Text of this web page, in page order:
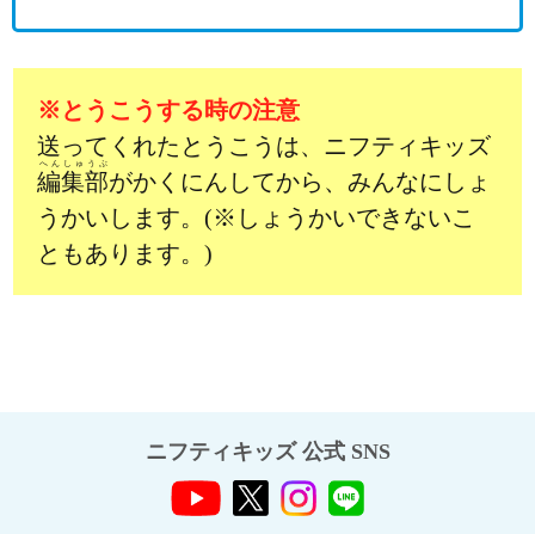
※とうこうする時の注意
送ってくれたとうこうは、ニフティキッズ
編集部
へんしゅうぶ
がかくにんしてから、みんなにしょ
うかいします。(※しょうかいできないこ
ともあります。)
ニフティキッズ 公式 SNS